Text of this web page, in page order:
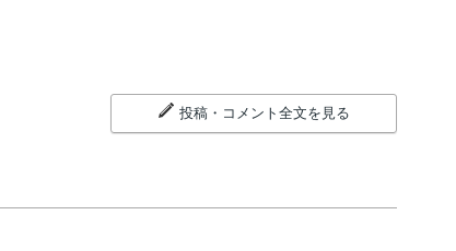
投稿・コメント全文を見る